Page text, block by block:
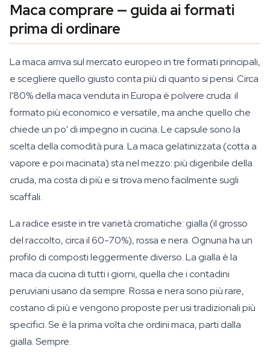
Maca comprare — guida ai formati
prima di ordinare
La maca arriva sul mercato europeo in tre formati principali,
e scegliere quello giusto conta più di quanto si pensi. Circa
l'80% della maca venduta in Europa è polvere cruda: il
formato più economico e versatile, ma anche quello che
chiede un po' di impegno in cucina. Le capsule sono la
scelta della comodità pura. La maca gelatinizzata (cotta a
vapore e poi macinata) sta nel mezzo: più digeribile della
cruda, ma costa di più e si trova meno facilmente sugli
scaffali.
La radice esiste in tre varietà cromatiche: gialla (il grosso
del raccolto, circa il 60-70%), rossa e nera. Ognuna ha un
profilo di composti leggermente diverso. La gialla è la
maca da cucina di tutti i giorni, quella che i contadini
peruviani usano da sempre. Rossa e nera sono più rare,
costano di più e vengono proposte per usi tradizionali più
specifici. Se è la prima volta che ordini maca, parti dalla
gialla. Sempre.